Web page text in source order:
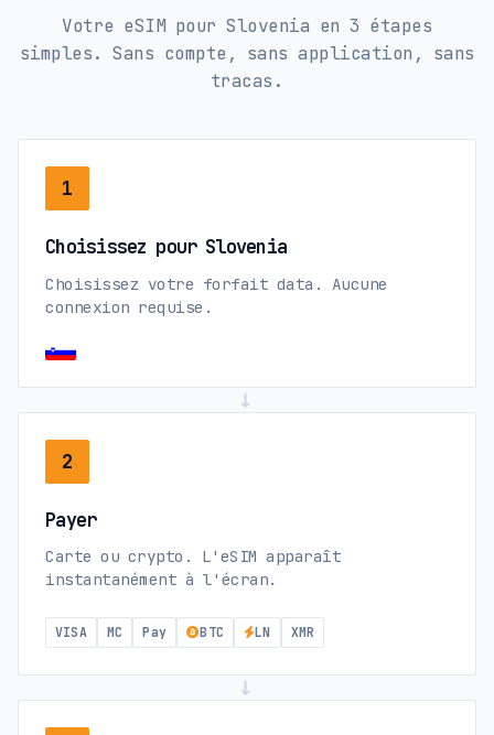
Votre eSIM pour Slovenia en 3 étapes
simples. Sans compte, sans application, sans
tracas.
1
Choisissez pour Slovenia
Choisissez votre forfait data. Aucune
connexion requise.
2
Payer
Carte ou crypto. L'eSIM apparaît
instantanément à l'écran.
VISA MC Pay BTC LN XMR
→